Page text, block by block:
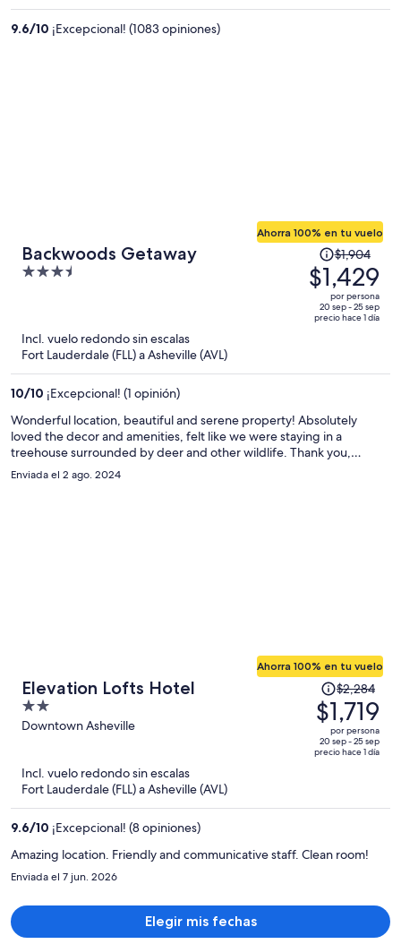
9.6/10 ¡Excepcional! (1083 opiniones)
Backwoods Getaway
3.5
Ahorra 100% en tu vuelo
precio
era
de
$1,904
$1,429
por
persona
$1,904
$1,429
por persona
20 sep - 25 sep
precio hace 1 día
Incl. vuelo redondo sin escalas
Fort Lauderdale (FLL) a Asheville (AVL)
10/10 ¡Excepcional! (1 opinión)
Wonderful location, beautiful and serene property! Absolutely
loved the decor and amenities, felt like we were staying in a
treehouse surrounded by deer and other wildlife. Thank you,
Woodstock Manor!
Enviada el 2 ago. 2024
Elevation Lofts Hotel
2
out
Downtown Asheville
Ahorra 100% en tu vuelo
El
precio
era
de
$2,284
$1,719
$2,284
$1,719
por persona
20 sep - 25 sep
precio hace 1 día
Incl. vuelo redondo sin escalas
Fort Lauderdale (FLL) a Asheville (AVL)
9.6/10 ¡Excepcional! (8 opiniones)
Amazing location. Friendly and communicative staff. Clean room!
Enviada el 7 jun. 2026
Elegir mis fechas